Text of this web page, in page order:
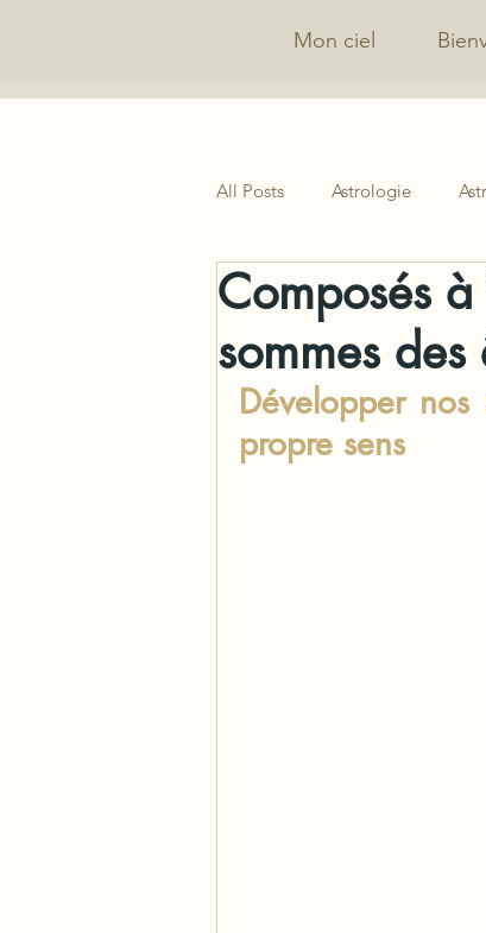
Mon ciel
All Posts Astrologie
Composés
sommes
Développer nos
propre sens